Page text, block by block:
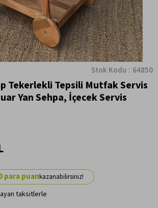
Stok Kodu 64850
Tekerlekli Tepsili Mutfak Servis
Yan Sehpa, İçecek Servis
taksitlerle